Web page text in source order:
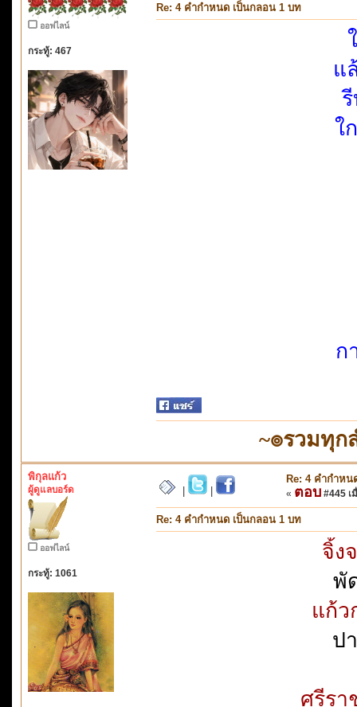
ออฟไลน์
กระทู้: 467
Re: 4 คำกำหนด เป็นกลอน 1 บท
แ
ใ
ก
~๏รวมทุ
พิกุลแก้ว
ผู้ดูแลบอร์ด
ออฟไลน์
กระทู้: 1061
Re: 4 คำกำห
« ตอบ #445 เ
Re: 4 คำกำหนด เป็นกลอน 1 บท
จิ้ง
พั
แก้ว
ป
ศรีรา